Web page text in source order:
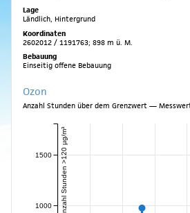
Lage
Ländlich, Hintergrund
Koordinaten
2602012 / 1191763; 898 m ü. M.
Bebauung
Einseitig offene Bebauung
Ozon
Anzahl Stunden über dem Grenzwert —
Anzahl Stunden >120 µg/m³
1000
1500